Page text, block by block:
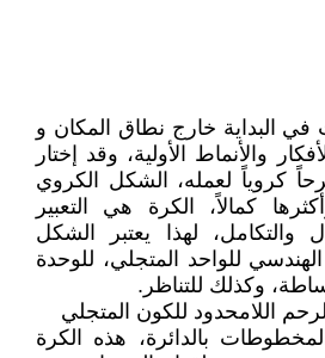
البداية خارج نطاق المكان و
والأنماط الأولية، وقد إختار
كروياً لعمله، الشكل الكروي
كمالاً، الكرة هي التعبير
والتكامل، لهذا يعتبر الشكل
للواحد المتجلي، للوحدة
وكذلك للتناظر.
اللامحدود للكون المتجلي
بالدائرة، هذه الكرة